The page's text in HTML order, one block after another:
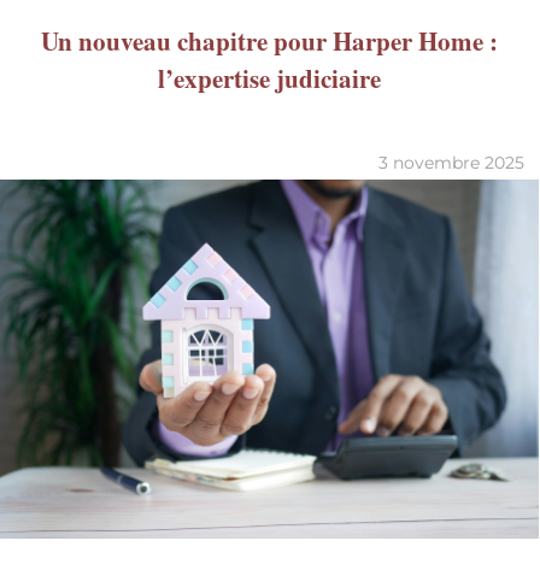
Un nouveau chapitre pour Harper Home :
l’expertise judiciaire
3 novembre 2025